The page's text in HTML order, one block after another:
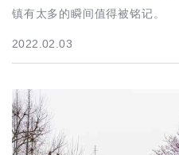
镇有太多的瞬间值得被铭记。
2022.02.03